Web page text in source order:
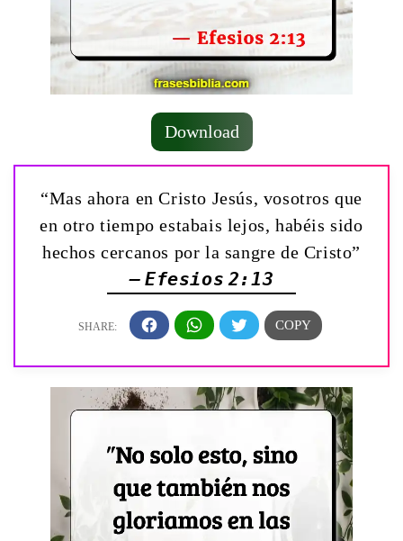
Download
“Mas ahora en Cristo Jesús, vosotros que
en otro tiempo estabais lejos, habéis sido
hechos cercanos por la sangre de Cristo”
— Efesios 2:13